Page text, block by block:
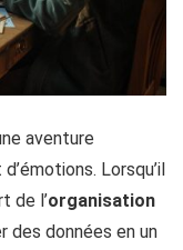
aventure
Lorsqu’il
de l’organisation
des données en un